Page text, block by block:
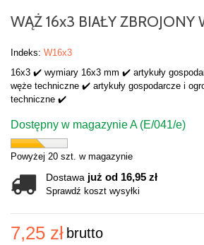
WĄŻ 16x3 BIAŁY ZBROJONY
Indeks: W16x3
16x3 ✔️ wymiary 16x3 mm ✔️ artykuły
węże techniczne ✔️ artykuły gospodarcze i
techniczne ✔️
Dostępny w magazynie A (E/041/e)
Powyżej 20 szt. w magazynie
Dostawa już od 16,95 zł
Sprawdź koszt wysyłki
7,25 zł brutto